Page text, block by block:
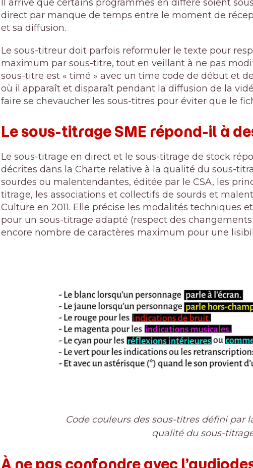
Il arrive que certains programmes en différé soient
direct par manque de temps entre le moment de
et sa diffusion.
Le sous-titreur doit parfois reformuler le texte pour
maximum par sous-titre, tout en veillant à ne pas
sous-titre est « timé » avec un time code de début et
où il apparaît et disparaît pendant la diffusion de la
faire se chevaucher les sous-titres pour éviter que le
Le sous-titrage SME répond-il à
Le sous-titrage en direct et le sous-titrage de stock
décrites dans la Charte relative à la qualité du sous-
sourdes ou malentendantes, éditée par le CSA, les
titrage, les associations et collectifs de sourds et
Culture en 2011. Elle précise les modalités techniques
pour un sous-titrage adapté (respect des
encore nombre de caractères maximum pour une
Code couleurs des sous-titres défini par
qualité du sous-
À ne pas confondre avec